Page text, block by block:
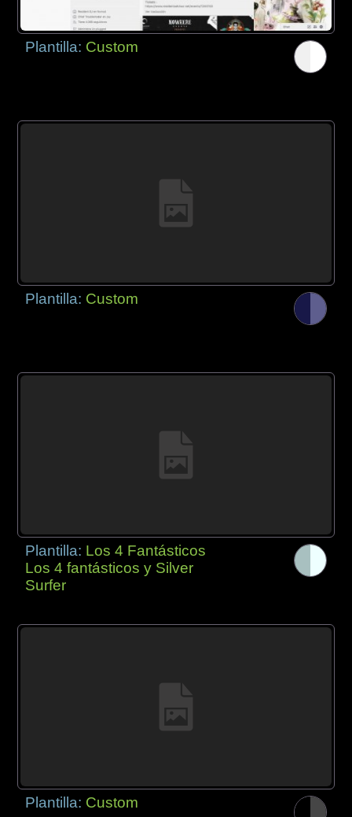
Plantilla: Custom
Plantilla: Custom
Plantilla: Los 4 Fantásticos
Los 4 fantásticos y Silver
Surfer
Plantilla: Custom